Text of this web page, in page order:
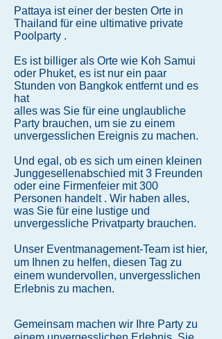
Pattaya ist einer der besten Orte in
Thailand für eine ultimative private
Poolparty .
Es ist billiger als Orte wie Koh Samui
oder Phuket, es ist nur ein paar
Stunden von Bangkok entfernt und es
hat
alles was Sie für eine unglaubliche
Party brauchen, um sie zu einem
unvergesslichen Ereignis zu machen.
Und egal, ob es sich um einen kleinen
Junggesellenabschied mit 3 Freunden
oder eine Firmenfeier mit 300
Personen handelt . Wir haben alles,
was Sie für eine lustige und
unvergessliche Privatparty brauchen.
Unser Eventmanagement-Team ist hier,
um Ihnen zu helfen, diesen Tag zu
einem wundervollen, unvergesslichen
Erlebnis zu machen.
Gemeinsam machen wir Ihre Party zu